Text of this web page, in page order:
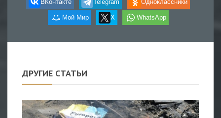
ВКонтакте Telegram Одноклассники
Мой Мир X WhatsApp
ДРУГИЕ СТАТЬИ